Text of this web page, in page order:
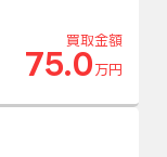
買取金額
75.0 万円